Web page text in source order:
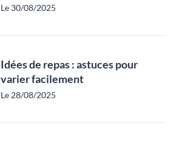
Le 30/08/2025
Idées de repas : astuces pour
varier facilement
Le 28/08/2025